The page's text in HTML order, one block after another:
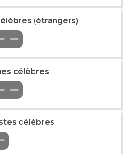
(étrangers)
célèbres
célèbres